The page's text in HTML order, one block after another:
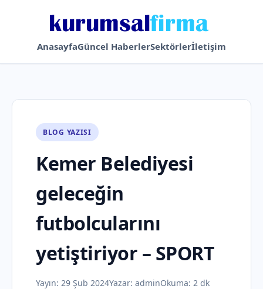
AnasayfaGüncel HaberlerSektörlerİletişim
BLOG YAZISI
Kemer Belediyesi
geleceğin
futbolcularını
yetiştiriyor – SPORT
Yayın: 29 Şub 2024Yazar: adminOkuma: 2 dk